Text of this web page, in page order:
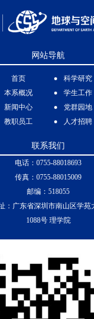
网站导航
首页
本系概况
新闻中心
教职员工
科学研究
学生工作
党群园地
人才招聘
联系我们
电话：0755-88018693
传真：0755-88015009
邮编：518055
：广东省深圳市南山区学苑
1088号 理学院